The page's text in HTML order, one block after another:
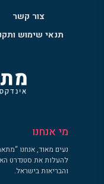
צור קשר
תנאי שימוש
מי אנחנו
נעים מאוד, אנחנו
להעלות את סטנדרט
והבריאות בישראל.